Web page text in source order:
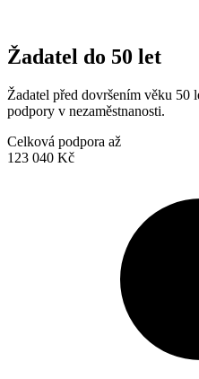
Žadatel do 50 let
Žadatel před dovršením věku 50
podpory v nezaměstnanosti.
Celková podpora až
123 040 Kč